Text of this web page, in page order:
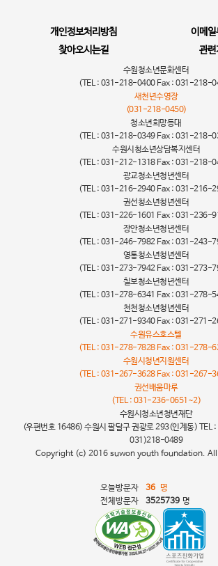
개인정보처리방침
이메
찾아오시는길
관련
수원청소년문화센터
(TEL : 031-218-0400 Fax : 031-218-
새천년수영장
(031-218-0450)
청소년희망등대
(TEL : 031-218-0349 Fax : 031-218-
수원시청소년상담복지센터
(TEL : 031-212-1318 Fax : 031-218-
광교청소년청년센터
(TEL : 031-216-2940 Fax : 031-216-
권선청소년청년센터
(TEL : 031-226-1601 Fax : 031-236-
장안청소년청년센터
(TEL : 031-246-7982 Fax : 031-243-
영통청소년청년센터
(TEL : 031-273-7942 Fax : 031-273-
칠보청소년청년센터
(TEL : 031-278-6341 Fax : 031-278-
천천청소년청년센터
(TEL : 031-271-9340 Fax : 031-271-
수원유스호스텔
(TEL : 031-278-7828 Fax : 031-278-
수원시청년지원센터
(TEL : 031-267-3628 Fax : 031-267-
권선배움마루
(TEL : 031-236-0651~2)
수원시청소년청년재단
(우편번호 16486) 수원시 팔달구 권광로 293(인계동)
031)218-0489
Copyright (c) 2016 suwon youth foundation.
오늘방문자 36 명
전체방문자
3525739 명